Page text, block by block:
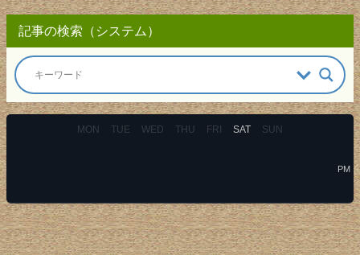
記事の検索（システム）
MON TUE WED THU FRI SAT SUN
PM